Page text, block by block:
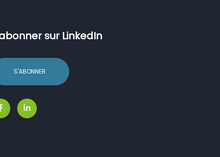
sur LinkedIn
S'ABONNER